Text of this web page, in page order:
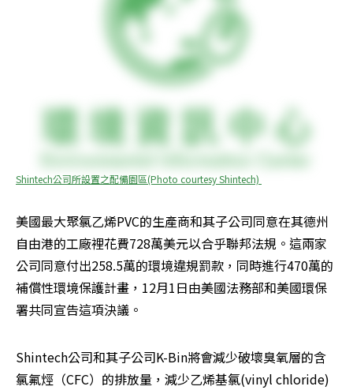
Shintech公司所設置之配備園區(Photo courtesy Shintech)
美國最大聚氯乙烯PVC的生產商和其子公司同意在其德州
自由港的工廠裡花費728萬美元以合乎聯邦法規。這兩家
公司同意付出258.5萬的環境違規罰款，同時進行470萬的
補償性環境保護計畫，12月1日由美國法務部和美國環保
署共同宣告這項決議。
Shintech公司和其子公司K-Bin將會減少破壞臭氧層的含
氯氟烴（CFC）的排放量，減少乙烯基氯(vinyl chloride)